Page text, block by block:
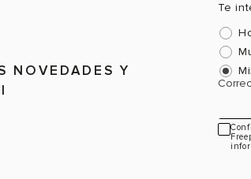
NOVEDADES Y
Te